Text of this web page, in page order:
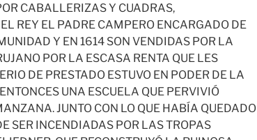
CABALLERIZAS Y CUADRAS,
REY EL PADRE CAMPERO ENCARGADO DE
Y EN 1614 SON VENDIDAS POR LA
POR LA ESCASA RENTA QUE LES
DE PRESTADO ESTUVO EN PODER DE LA
UNA ESCUELA QUE PERVIVIÓ
JUNTO CON LO QUE HABÍA QUEDADO
SER INCENDIADAS POR LAS TROPAS